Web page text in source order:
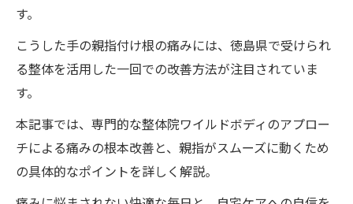
す。
こうした手の親指付け根の痛みには、徳島県で受けられ
る整体を活用した一回での改善方法が注目されていま
す。
本記事では、専門的な整体院ワイルドボディのアプロー
チによる痛みの根本改善と、親指がスムーズに動くため
の具体的なポイントを詳しく解説。